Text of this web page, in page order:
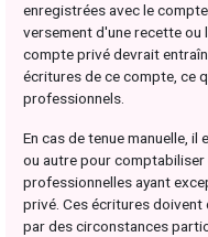
enregistrées avec le
versement d'une recette ou
compte privé devrait
écritures de ce compte, ce
professionnels.
En cas de tenue manuelle,
ou autre pour
professionnelles ayant
privé. Ces écritures
par des circonstances